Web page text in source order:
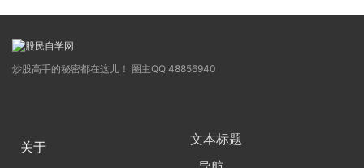
炒股高手的秘密都在这儿！ 圈主QQ:48856940
关于
文本标题